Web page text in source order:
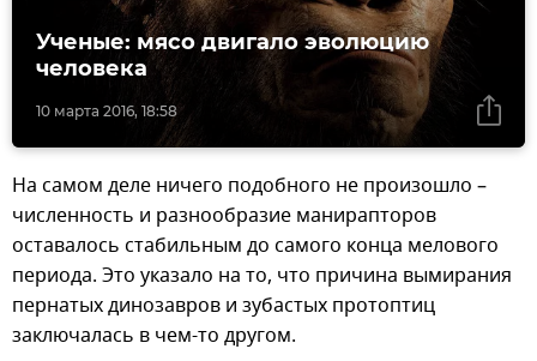
10 марта 2016, 18:58
Ученые: мясо двигало эволюцию
человека
На самом деле ничего подобного не произошло –
численность и разнообразие манирапторов
оставалось стабильным до самого конца мелового
периода. Это указало на то, что причина вымирания
пернатых динозавров и зубастых протоптиц
заключалась в чем-то другом.